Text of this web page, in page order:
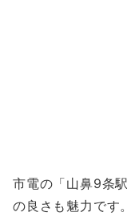
市電の「山鼻9条
の良さも魅力です。